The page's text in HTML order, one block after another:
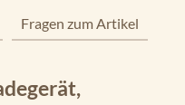
Fragen zum Artikel